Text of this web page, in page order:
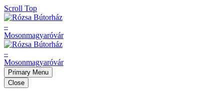
Scroll Top
Primary Menu
Close